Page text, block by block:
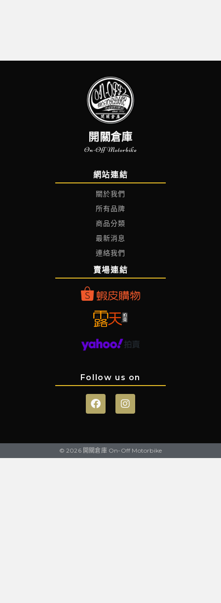
開關倉庫
On-Off Motorbike
網站連結
關於我們
所有品牌
商品分類
最新消息
連絡我們
賣場連結
Follow us on
© 2026 開關倉庫 On-Off Motorbike